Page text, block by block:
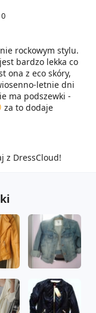
10:50
0
rockowym stylu.
bardzo lekka co
ona z eco skóry,
letnie dni
ma podszewki -
za to dodaje
z DressCloud!